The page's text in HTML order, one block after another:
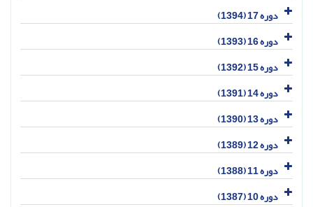
دوره 17 (1394)
دوره 16 (1393)
دوره 15 (1392)
دوره 14 (1391)
دوره 13 (1390)
دوره 12 (1389)
دوره 11 (1388)
دوره 10 (1387)